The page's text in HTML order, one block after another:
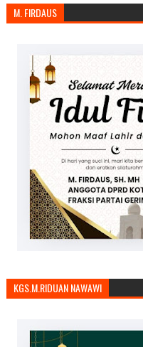
M. FIRDAUS
KGS.M.RIDUAN NAWAWI